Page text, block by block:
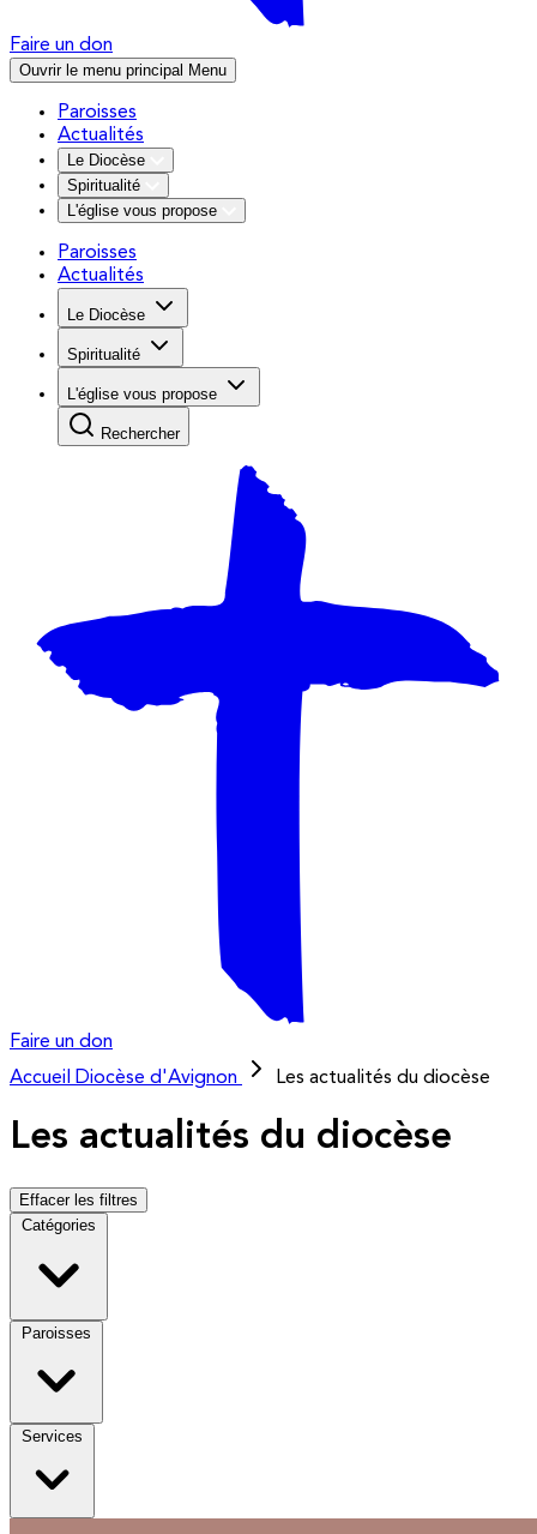
Faire un don
Ouvrir le menu principal Menu
Paroisses
Actualités
Le Diocèse
Spiritualité
L'église vous propose
Paroisses
Actualités
Le Diocèse
Spiritualité
L'église vous propose
Rechercher
Faire un don
Accueil
Diocèse d'Avignon Les actualités du diocèse
Les actualités du diocèse
Effacer les filtres
Catégories
Paroisses
Services